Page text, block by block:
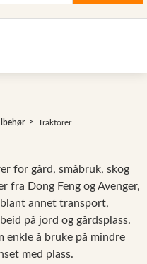
Traktorer
for gård, småbruk, skog
fra Dong Feng og Avenger,
annet transport,
på jord og gårdsplass.
enkle å bruke på mindre
med plass.